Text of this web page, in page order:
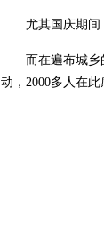
尤其国庆期间，
而在遍布城乡的
动，2000多人在此